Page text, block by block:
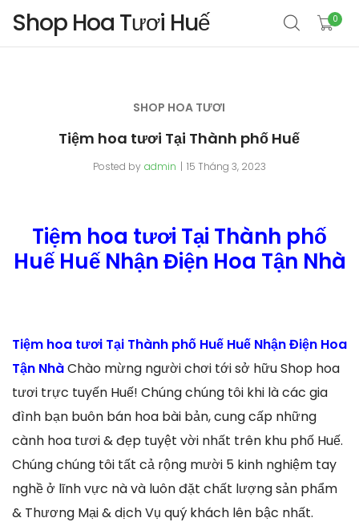
Shop Hoa Tươi Huế 0
SHOP HOA TƯƠI
Tiệm hoa tươi Tại Thành phố Huế
Posted by admin 15 Tháng 3, 2023
Tiệm hoa tươi Tại Thành phố
Huế Huế Nhận Điện Hoa Tận Nhà
Tiệm hoa tươi Tại Thành phố Huế Huế Nhận Điện Hoa
Tận NhàChào mừng người chơi tới sở hữu Shop hoa
tươi trực tuyến Huế! Chúng chúng tôi khi là các gia
đình bạn buôn bán hoa bài bản, cung cấp những
cành hoa tươi & đẹp tuyệt vời nhất trên khu phố Huế.
Chúng chúng tôi tất cả rộng mười 5 kinh nghiệm tay
nghề ở lĩnh vực nà và luôn đặt chất lượng sản phẩm
& Thương Mại & dịch Vụ quý khách lên bậc nhất.